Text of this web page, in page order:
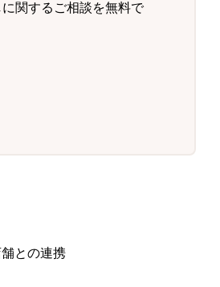
関するご相談を無料で
との連携